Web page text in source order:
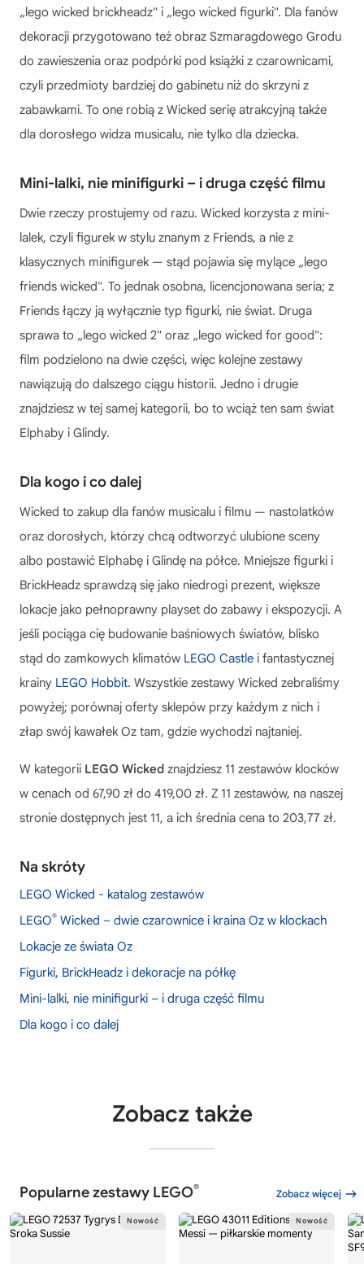
„lego wicked brickheadz" i „lego wicked figurki". Dla fanów
dekoracji przygotowano też obraz Szmaragdowego Grodu
do zawieszenia oraz podpórki pod książki z czarownicami,
czyli przedmioty bardziej do gabinetu niż do skrzyni z
zabawkami. To one robią z Wicked serię atrakcyjną także
dla dorosłego widza musicalu, nie tylko dla dziecka.
Mini-lalki, nie minifigurki – i druga część filmu
Dwie rzeczy prostujemy od razu. Wicked korzysta z mini-
lalek, czyli figurek w stylu znanym z Friends, a nie z
klasycznych minifigurek — stąd pojawia się mylące „lego
friends wicked". To jednak osobna, licencjonowana seria; z
Friends łączy ją wyłącznie typ figurki, nie świat. Druga
sprawa to „lego wicked 2" oraz „lego wicked for good":
film podzielono na dwie części, więc kolejne zestawy
nawiązują do dalszego ciągu historii. Jedno i drugie
znajdziesz w tej samej kategorii, bo to wciąż ten sam świat
Elphaby i Glindy.
Dla kogo i co dalej
Wicked to zakup dla fanów musicalu i filmu — nastolatków
oraz dorosłych, którzy chcą odtworzyć ulubione sceny
albo postawić Elphabę i Glindę na półce. Mniejsze figurki i
BrickHeadz sprawdzą się jako niedrogi prezent, większe
lokacje jako pełnoprawny playset do zabawy i ekspozycji. A
jeśli pociąga cię budowanie baśniowych światów, blisko
stąd do zamkowych klimatów LEGO Castle i fantastycznej
krainy LEGO Hobbit. Wszystkie zestawy Wicked zebraliśmy
powyżej; porównaj oferty sklepów przy każdym z nich i
złap swój kawałek Oz tam, gdzie wychodzi najtaniej.
W kategorii LEGO Wicked znajdziesz 11 zestawów klocków
w cenach od 67,90 zł do 419,00 zł. Z 11 zestawów, na naszej
stronie dostępnych jest 11, a ich średnia cena to 203,77 zł.
Na skróty
LEGO Wicked - katalog zestawów
LEGO® Wicked – dwie czarownice i kraina Oz w klockach
Lokacje ze świata Oz
Figurki, BrickHeadz i dekoracje na półkę
Mini-lalki, nie minifigurki – i druga część filmu
Dla kogo i co dalej
Zobacz także
Popularne zestawy LEGO® Zobacz więcej